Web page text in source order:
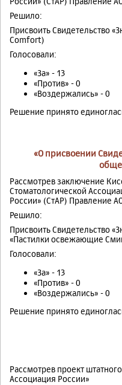
Решило:
Присвоить Свидетельство
Comfort)
Голосовали:
«За» - 13
«Против» - 0
«Воздержались» - 0
Решение принято
«О присвоении
Рассмотрев заключение
Стоматологической
России» (СтАР) Правление
Решило:
Присвоить Свидетельство
«Пастилки освежающие
Голосовали:
«За» - 13
«Против» - 0
«Воздержались» - 0
Решение принято
Рассмотрев проект
Ассоциация России»